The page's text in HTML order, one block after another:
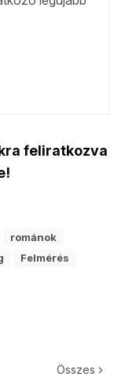
feliratkozva
románok
Felmérés
Összes